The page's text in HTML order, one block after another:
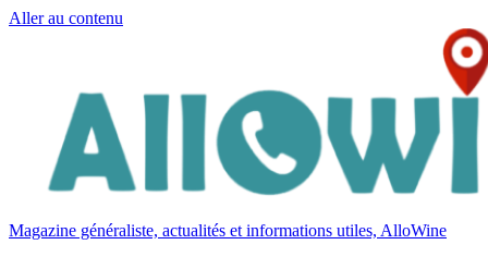
Aller au contenu
Magazine généraliste, actualités et informations utiles, AlloWine